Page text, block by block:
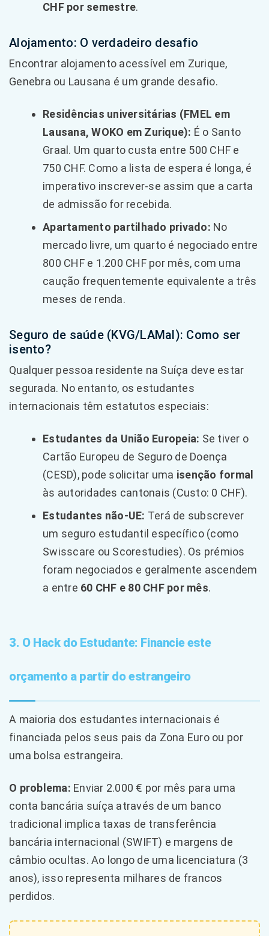
CHF por semestre.
Alojamento: O verdadeiro desafio
Encontrar alojamento acessível em Zurique,
Genebra ou Lausana é um grande desafio.
Residências universitárias (FMEL em
Lausana, WOKO em Zurique): É o Santo
Graal. Um quarto custa entre 500 CHF e
750 CHF. Como a lista de espera é longa, é
imperativo inscrever-se assim que a carta
de admissão for recebida.
Apartamento partilhado privado: No
mercado livre, um quarto é negociado entre
800 CHF e 1.200 CHF por mês, com uma
caução frequentemente equivalente a três
meses de renda.
Seguro de saúde (KVG/LAMal): Como ser
isento?
Qualquer pessoa residente na Suíça deve estar
segurada. No entanto, os estudantes
internacionais têm estatutos especiais:
Estudantes da União Europeia: Se tiver o
Cartão Europeu de Seguro de Doença
(CESD), pode solicitar uma isenção formal
às autoridades cantonais (Custo: 0 CHF).
Estudantes não-UE: Terá de subscrever
um seguro estudantil específico (como
Swisscare ou Scorestudies). Os prémios
foram negociados e geralmente ascendem
a entre 60 CHF e 80 CHF por mês.
3. O Hack do Estudante: Financie este
orçamento a partir do estrangeiro
A maioria dos estudantes internacionais é
financiada pelos seus pais da Zona Euro ou por
uma bolsa estrangeira.
O problema: Enviar 2.000 € por mês para uma
conta bancária suíça através de um banco
tradicional implica taxas de transferência
bancária internacional (SWIFT) e margens de
câmbio ocultas. Ao longo de uma licenciatura (3
anos), isso representa milhares de francos
perdidos.